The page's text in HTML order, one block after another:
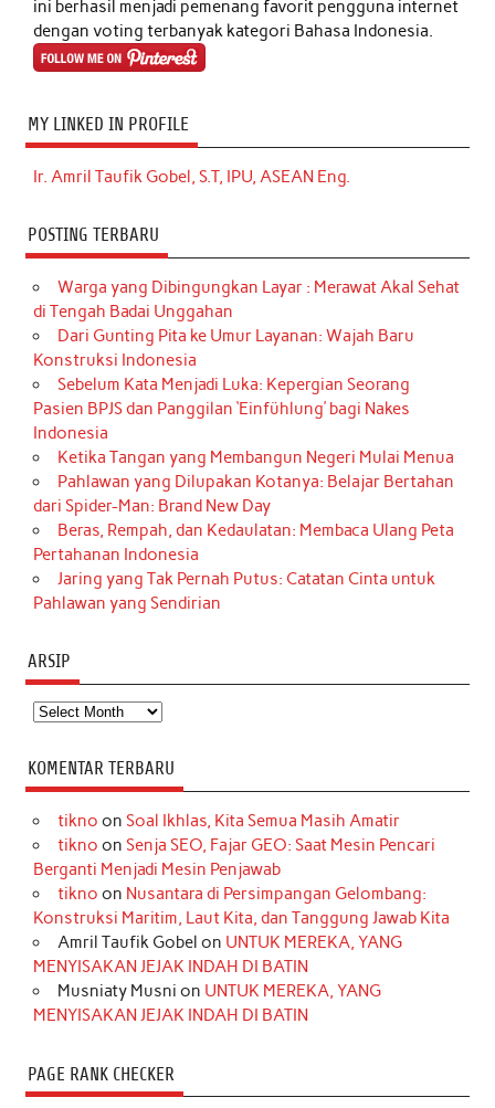
ini berhasil menjadi pemenang favorit pengguna internet
dengan voting terbanyak kategori Bahasa Indonesia.
MY LINKED IN PROFILE
Ir. Amril Taufik Gobel, S.T, IPU, ASEAN Eng.
POSTING TERBARU
Warga yang Dibingungkan Layar : Merawat Akal Sehat
di Tengah Badai Unggahan
Dari Gunting Pita ke Umur Layanan: Wajah Baru
Konstruksi Indonesia
Sebelum Kata Menjadi Luka: Kepergian Seorang
Pasien BPJS dan Panggilan ‘Einfühlung’ bagi Nakes
Indonesia
Ketika Tangan yang Membangun Negeri Mulai Menua
Pahlawan yang Dilupakan Kotanya: Belajar Bertahan
dari Spider-Man: Brand New Day
Beras, Rempah, dan Kedaulatan: Membaca Ulang Peta
Pertahanan Indonesia
Jaring yang Tak Pernah Putus: Catatan Cinta untuk
Pahlawan yang Sendirian
ARSIP
Arsip
KOMENTAR TERBARU
tikno on Soal Ikhlas, Kita Semua Masih Amatir
tikno on Senja SEO, Fajar GEO: Saat Mesin Pencari
Berganti Menjadi Mesin Penjawab
tikno on Nusantara di Persimpangan Gelombang:
Konstruksi Maritim, Laut Kita, dan Tanggung Jawab Kita
Amril Taufik Gobel on UNTUK MEREKA, YANG
MENYISAKAN JEJAK INDAH DI BATIN
Musniaty Musni on UNTUK MEREKA, YANG
MENYISAKAN JEJAK INDAH DI BATIN
PAGE RANK CHECKER